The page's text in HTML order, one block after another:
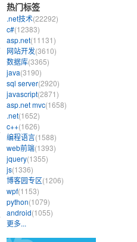
热门标签
.net技术(22292)
c#(12383)
asp.net(11131)
网站开发(3610)
数据库(3365)
java(3190)
sql server(2920)
javascript(2871)
asp.net mvc(1658)
.net(1652)
c++(1626)
编程语言(1588)
web前端(1393)
jquery(1355)
js(1336)
博客园专区(1206)
wpf(1153)
python(1079)
android(1055)
更多...